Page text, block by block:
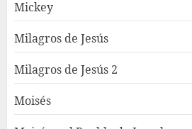
Mickey
Milagros de Jesús
Milagros de Jesús 2
Moisés